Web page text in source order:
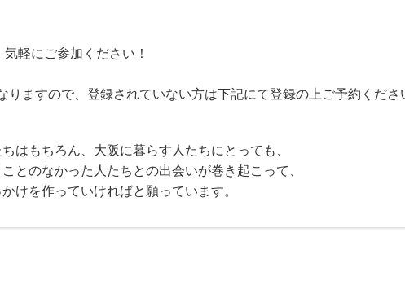
軽にご参加ください！
ますので、登録されていない方は下記にて登録の上ご予約くださ
はもちろん、大阪に暮らす人たちにとっても、
とのなかった人たちとの出会いが巻き起こって、
けを作っていければと願っています。